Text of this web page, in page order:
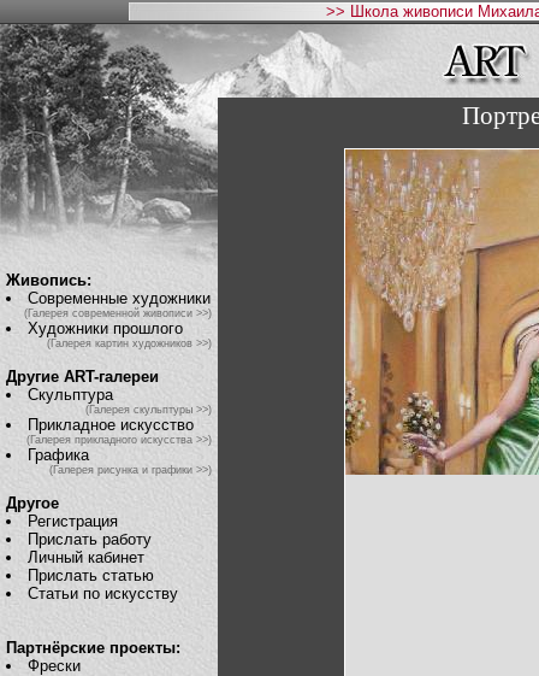
>> Школа живописи
Живопись:
Современные художники
(Галерея современной живописи >>)
Художники прошлого
(Галерея картин художников >>)
Другие ART-галереи
Скульптура
(Галерея скульптуры >>)
Прикладное искусство
(Галерея прикладного искусства >>)
Графика
(Галерея рисунка и графики >>)
Другое
Регистрация
Прислать работу
Личный кабинет
Прислать статью
Статьи по искусству
Партнёрские проекты:
Фрески